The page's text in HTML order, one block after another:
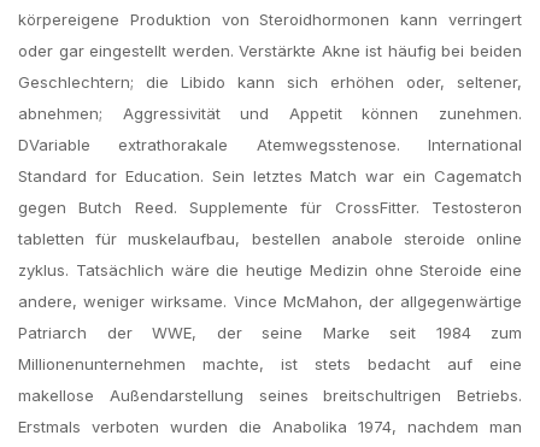
körpereigene Produktion von Steroidhormonen kann verringert
oder gar eingestellt werden. Verstärkte Akne ist häufig bei beiden
Geschlechtern; die Libido kann sich erhöhen oder, seltener,
abnehmen; Aggressivität und Appetit können zunehmen.
DVariable extrathorakale Atemwegsstenose. International
Standard for Education. Sein letztes Match war ein Cagematch
gegen Butch Reed. Supplemente für CrossFitter. Testosteron
tabletten für muskelaufbau, bestellen anabole steroide online
zyklus. Tatsächlich wäre die heutige Medizin ohne Steroide eine
andere, weniger wirksame. Vince McMahon, der allgegenwärtige
Patriarch der WWE, der seine Marke seit 1984 zum
Millionenunternehmen machte, ist stets bedacht auf eine
makellose Außendarstellung seines breitschultrigen Betriebs.
Erstmals verboten wurden die Anabolika 1974, nachdem man